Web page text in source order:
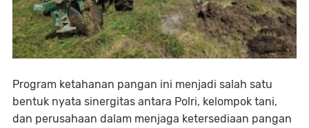
Program ketahanan pangan ini menjadi salah satu
bentuk nyata sinergitas antara Polri, kelompok tani,
dan perusahaan dalam menjaga ketersediaan pangan